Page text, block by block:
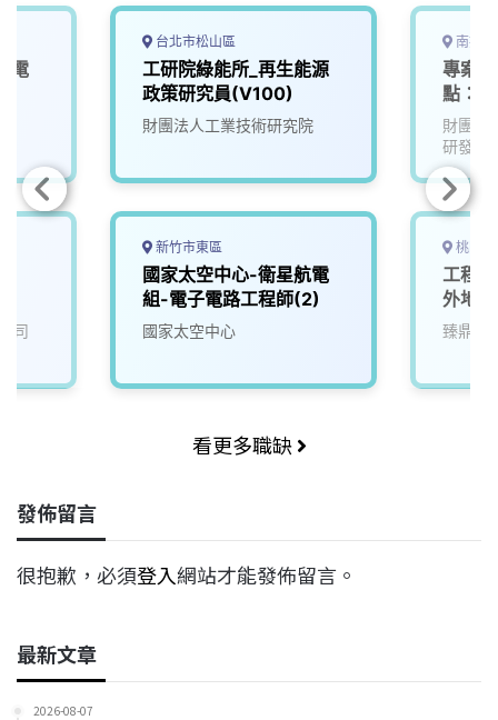
電
司
台北市松山區
工研院綠能所_再生能源
政策研究員(V100)
財團法人工業技術研究院
新竹市東區
國家太空中心-衛星航電
組-電子電路工程師(2)
國家太空中心
南投
專案
點：
財團法
研發中
桃園
工程-
外地
臻鼎科
看更多職缺
發佈留言
很抱歉，必須登入網站才能發佈留言。
最新文章
2026-08-07